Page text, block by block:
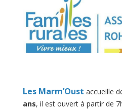
Les Marm’Oust accueille
ans, il est ouvert à partir de